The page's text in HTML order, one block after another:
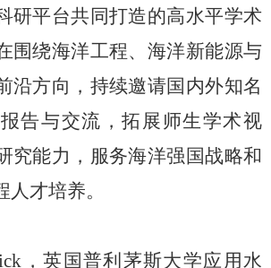
研平台共同打造的高水平学术
围绕海洋工程、海洋新能源与
沿方向，持续邀请国内外知名
告与交流，拓展师生学术视
究能力，服务海洋强国战略和
才培养。
，英国普利茅斯大学应用水